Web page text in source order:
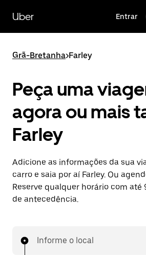
para
conteúdo
Uber Entrar
Grã-Bretanha>Farley
Peça uma
agora ou mais
Farley
Adicione as informações da sua
carro e saia por aí Farley. Ou
Reserve qualquer horário com até
de antecedência.
Informe o local